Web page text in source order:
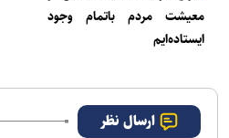
معیشت مردم باتمام وجود
ایستاده‌ایم
ارسال نظر